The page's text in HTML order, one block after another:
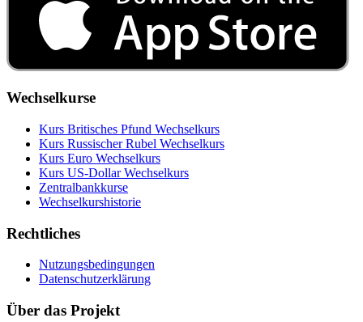
Wechselkurse
Kurs Britisches Pfund Wechselkurs
Kurs Russischer Rubel Wechselkurs
Kurs Euro Wechselkurs
Kurs US‑Dollar Wechselkurs
Zentralbankkurse
Wechselkurshistorie
Rechtliches
Nutzungsbedingungen
Datenschutzerklärung
Über das Projekt